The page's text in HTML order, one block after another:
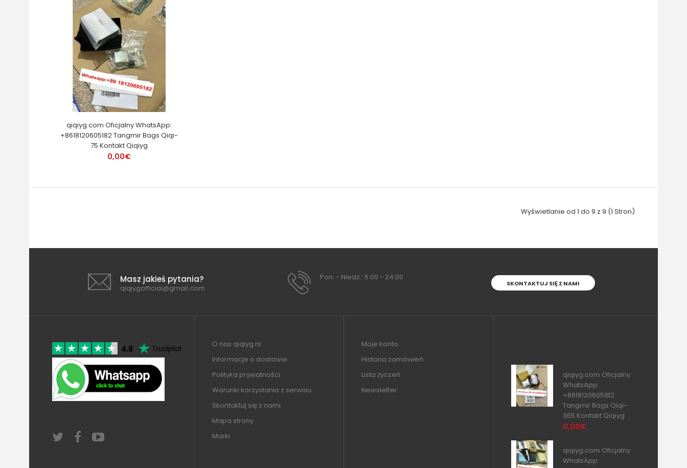
qiqiyg.com Oficjalny WhatsApp:
+8618120605182 Tangmir Bags Qiqi-
75 Kontakt Qiqiyg
0,00€
Wyświetlanie od 1 do 9 z 9 (1 Stron)
Masz jakieś pytania?
qiqiygofficial@gmail.com
Pon. - Niedz.: 5:00 - 24:00
SKONTAKTUJ SIĘ Z NAMI
O nas qiqiyg.nl
Informacje o dostawie
Polityka prywatności
Warunki korzystania z serwisu
Skontaktuj się z nami
Mapa strony
Marki
Moje konto
Historia zamówień
Lista życzeń
Newsletter
qiqiyg.com Oficjalny
WhatsApp:
+8618120605182
Tangmir Bags Qiqi-
365 Kontakt Qiqiyg
0,00€
qiqiyg.com Oficjalny
WhatsApp: